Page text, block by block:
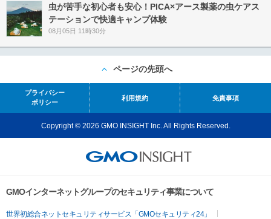
虫が苦手な初心者も安心！PICA×アース製薬の虫ケアス
テーションで快適キャンプ体験
08月05日 11時30分
ページの先頭へ
プライバシー
ポリシー
利用規約 免責事項
Copyright © 2026 GMO INSIGHT Inc. All Rights Reserved.
GMOインターネットグループのセキュリティ事業について
世界初総合ネットセキュリティサービス「GMOセキュリティ24」